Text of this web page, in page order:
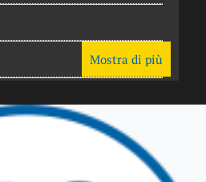
Mostra di più